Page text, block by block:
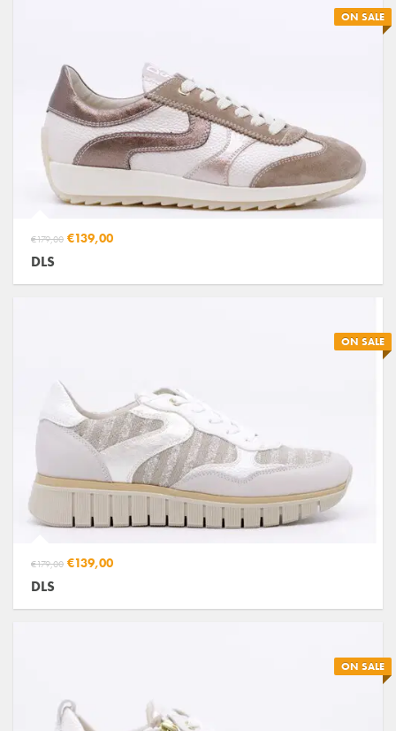
ON SALE
€179,00 €139,00
DLS
ON SALE
€179,00 €139,00
DLS
ON SALE